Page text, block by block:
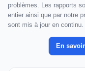
problèmes. Les rapports
entier ainsi que par notre
sont mis à jour en continu.
En